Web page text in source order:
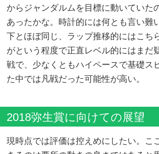
からジャンダルムを目標に動いていた
あったかな。時計的には何とも言い難
下とほぼ同じ、ラップ推移的にはこち
がという程度で正直レベル的にはまだ
戦で、少なくともハイペースで基礎ス
た中では凡戦だった可能性が高い。
2018弥生賞に向けての展望
現時点では評価は控えめにしたい。こ